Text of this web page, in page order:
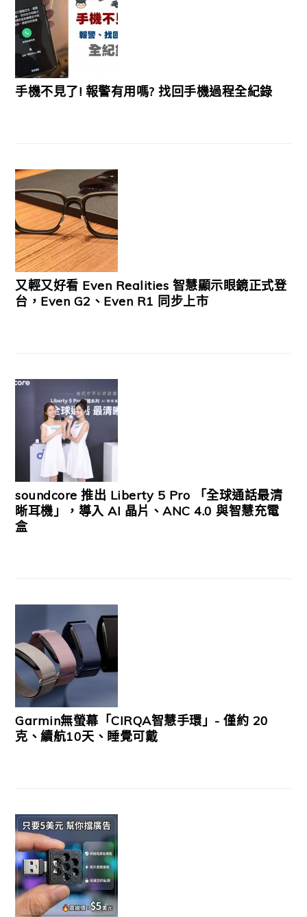
手機不見了! 報警有用嗎? 找回手機過程全紀錄
又輕又好看 Even Realities 智慧顯示眼鏡正式登
台，Even G2、Even R1 同步上市
soundcore 推出 Liberty 5 Pro 「全球通話最清
晰耳機」，導入 AI 晶片、ANC 4.0 與智慧充電
盒
Garmin無螢幕「CIRQA智慧手環」- 僅約 20
克、續航10天、睡覺可戴